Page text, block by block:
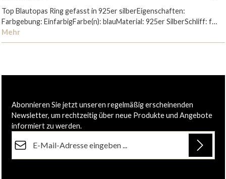
Top Blautopas Ring gefasst in 925er silberEigenschaften:
Farbgebung: EinfarbigFarbe(n): blauMaterial: 925er SilberSchliff: f…
Mehr
Abonnieren Sie jetzt unseren regelmäßig erscheinenden
Newsletter, um rechtzeitig über neue Produkte und Angebote
informiert zu werden.